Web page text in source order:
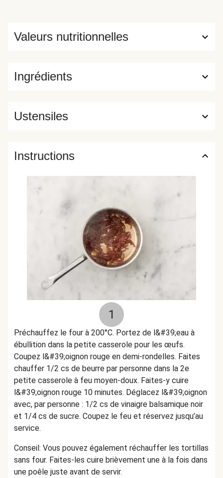
Ingrédients
Valeurs nutritionnelles
Ustensiles
Instructions
1
Préchauffez le four à 200°C. Portez de l&#39;eau à
ébullition dans la petite casserole pour les œufs.
Coupez l&#39;oignon rouge en demi-rondelles. Faites
chauffer 1/2 cs de beurre par personne dans la 2e
petite casserole à feu moyen-doux. Faites-y cuire
l&#39;oignon rouge 10 minutes. Déglacez l&#39;oignon
avec, par personne : 1/2 cs de vinaigre balsamique noir
et 1/4 cs de sucre. Coupez le feu et réservez jusqu’au
service.
Conseil: Vous pouvez également réchauffer les tortillas
sans four. Faites-les cuire brièvement une à la fois dans
une poêle juste avant de servir.